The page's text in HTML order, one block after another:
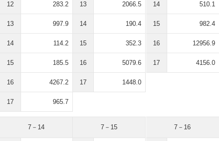
12 283.2
13 997.9
14 114.2
15 185.5
16 4267.2
17 965.7
13 2066.5
14 190.4
15 352.3
16 5079.6
17 1448.0
14 510.1
15 982.4
16 12956.9
17 4156.0
7－14 7－15 7－16